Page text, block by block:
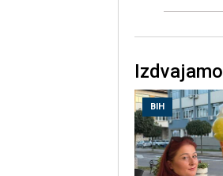
Izdvajamo
BIH